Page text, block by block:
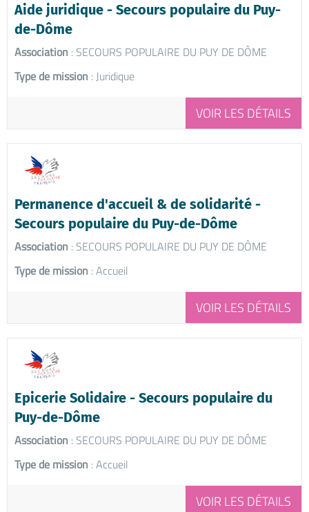
Aide juridique - Secours populaire du Puy-
de-Dôme
Association : SECOURS POPULAIRE DU PUY DE DÔME
Type de mission : Juridique
VOIR LES DÉTAILS
Permanence d'accueil & de solidarité -
Secours populaire du Puy-de-Dôme
Association : SECOURS POPULAIRE DU PUY DE DÔME
Type de mission : Accueil
VOIR LES DÉTAILS
Epicerie Solidaire - Secours populaire du
Puy-de-Dôme
Association : SECOURS POPULAIRE DU PUY DE DÔME
Type de mission : Accueil
VOIR LES DÉTAILS